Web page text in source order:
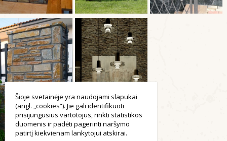
Šioje svetainėje yra naudojami slapukai
(angl. „cookies“). Jie gali identifikuoti
prisijungusius vartotojus, rinkti statistikos
duomenis ir padėti pagerinti naršymo
patirtį kiekvienam lankytojui atskirai.